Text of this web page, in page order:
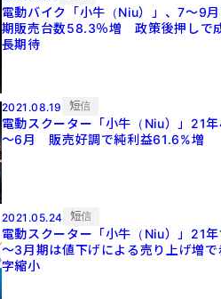
電動バイク「小牛（Niu）」、7～9月
期販売台数58.3％増 政策後押しで
長期待
2021.08.19 短信
電動スクーター「小牛（Niu）」21
～6月 販売好調で純利益61.6%増
2021.05.24 短信
電動スクーター「小牛（Niu）」21年
～3月期は値下げによる売り上げ増で
字縮小